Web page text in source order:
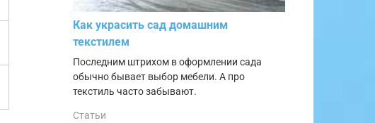
Как украсить сад домашним
текстилем
Последним штрихом в оформлении сада
обычно бывает выбор мебели. А про
текстиль часто забывают.
Статьи